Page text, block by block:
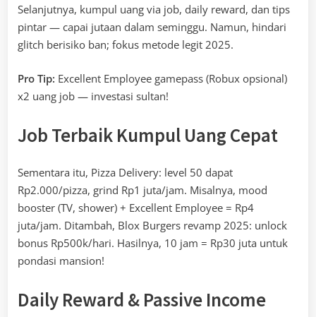
Selanjutnya, kumpul uang via job, daily reward, dan tips
pintar — capai jutaan dalam seminggu. Namun, hindari
glitch berisiko ban; fokus metode legit 2025.
Pro Tip: Excellent Employee gamepass (Robux opsional)
x2 uang job — investasi sultan!
Job Terbaik Kumpul Uang Cepat
Sementara itu, Pizza Delivery: level 50 dapat
Rp2.000/pizza, grind Rp1 juta/jam. Misalnya, mood
booster (TV, shower) + Excellent Employee = Rp4
juta/jam. Ditambah, Blox Burgers revamp 2025: unlock
bonus Rp500k/hari. Hasilnya, 10 jam = Rp30 juta untuk
pondasi mansion!
Daily Reward & Passive Income